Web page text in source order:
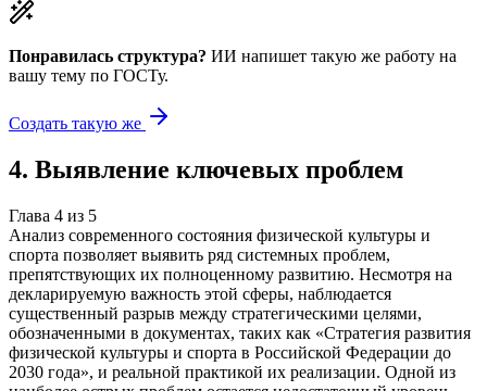
Понравилась структура? ИИ напишет такую же работу на
вашу тему по ГОСТу.
Создать такую же
4. Выявление ключевых проблем
Глава 4 из 5
Анализ современного состояния физической культуры и
спорта позволяет выявить ряд системных проблем,
препятствующих их полноценному развитию. Несмотря на
декларируемую важность этой сферы, наблюдается
существенный разрыв между стратегическими целями,
обозначенными в документах, таких как «Стратегия развития
физической культуры и спорта в Российской Федерации до
2030 года», и реальной практикой их реализации. Одной из